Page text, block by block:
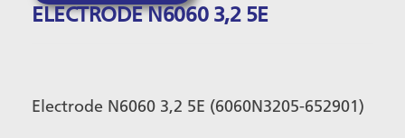
ELECTRODE N6060 3,2 5E
Electrode N6060 3,2 5E (6060N3205-652901)